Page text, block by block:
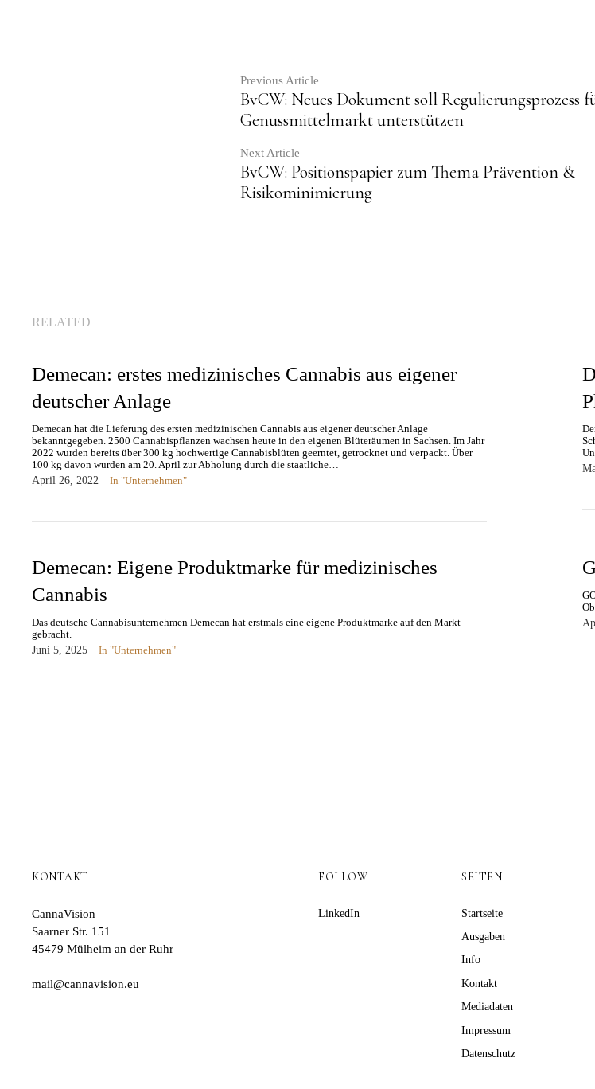
Continue
Reading
Previous Article
BvCW: Neues Dokument soll Regulierungsprozess
Genussmittelmarkt unterstützen
Next Article
BvCW: Positionspapier zum Thema Prävention &
Risikominimierung
RELATED
Demecan: erstes medizinisches Cannabis aus eigener
deutscher Anlage
Demecan hat die Lieferung des ersten medizinischen Cannabis aus eigener deutscher Anlage
bekanntgegeben. 2500 Cannabispflanzen wachsen heute in den eigenen Blüteräumen in Sachsen. Im Jahr
2022 wurden bereits über 300 kg hochwertige Cannabisblüten geerntet, getrocknet und verpackt. Über
100 kg davon wurden am 20. April zur Abholung durch die staatliche…
April 26, 2022
In "Unternehmen"
Demecan: Eigene Produktmarke für medizinisches
Cannabis
Das deutsche Cannabisunternehmen Demecan hat erstmals eine eigene Produktmarke auf den Markt
gebracht.
Juni 5, 2025
In "Unternehmen"
KONTAKT
CannaVision
Saarner Str. 151
45479 Mülheim an der Ruhr
mail@cannavision.eu
FOLLOW
LinkedIn
SEITEN
Startseite
Ausgaben
Info
Kontakt
Mediadaten
Impressum
Datenschutz